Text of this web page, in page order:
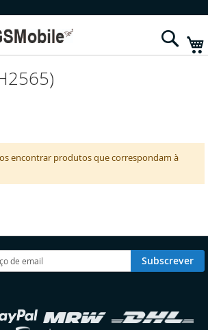
encontrar produtos que correspondam à
Subscrever